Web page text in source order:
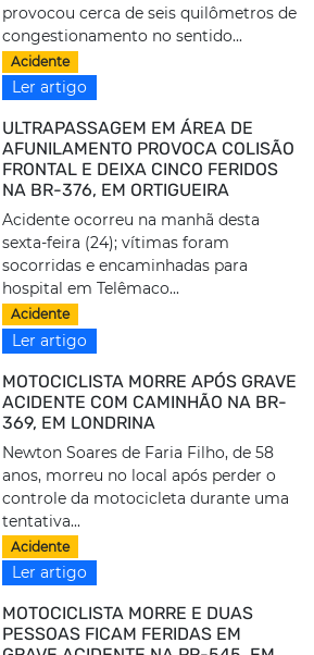
provocou cerca de seis quilômetros de
congestionamento no sentido...
Acidente
Ler artigo
ULTRAPASSAGEM EM ÁREA DE
AFUNILAMENTO PROVOCA COLISÃO
FRONTAL E DEIXA CINCO FERIDOS
NA BR-376, EM ORTIGUEIRA
Acidente ocorreu na manhã desta
sexta-feira (24); vítimas foram
socorridas e encaminhadas para
hospital em Telêmaco...
Acidente
Ler artigo
MOTOCICLISTA MORRE APÓS GRAVE
ACIDENTE COM CAMINHÃO NA BR-
369, EM LONDRINA
Newton Soares de Faria Filho, de 58
anos, morreu no local após perder o
controle da motocicleta durante uma
tentativa...
Acidente
Ler artigo
MOTOCICLISTA MORRE E DUAS
PESSOAS FICAM FERIDAS EM